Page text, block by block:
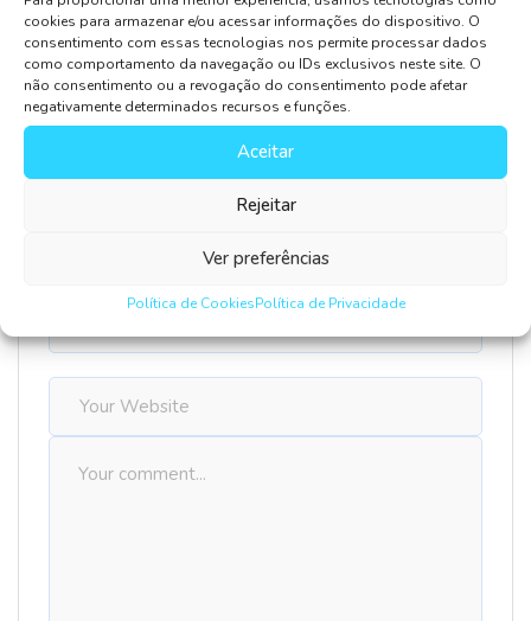
cookies para armazenar e/ou acessar informações do dispositivo. O
consentimento com essas tecnologias nos permite processar dados
como comportamento da navegação ou IDs exclusivos neste site. O
não consentimento ou a revogação do consentimento pode afetar
negativamente determinados recursos e funções.
Aceitar
Rejeitar
Ver preferências
Política de CookiesPolítica de Privacidade
Salvar meus dados neste navegador para a próxima